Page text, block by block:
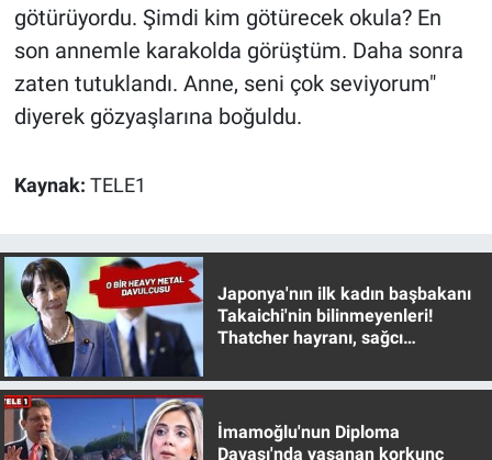
götürüyordu. Şimdi kim götürecek okula? En
son annemle karakolda görüştüm. Daha sonra
zaten tutuklandı. Anne, seni çok seviyorum"
diyerek gözyaşlarına boğuldu.
Kaynak: TELE1
Japonya'nın ilk kadın başbakanı
Takaichi'nin bilinmeyenleri!
Thatcher hayranı, sağcı
İmamoğlu'nun Diploma
Davası'nda yaşanan korkunç